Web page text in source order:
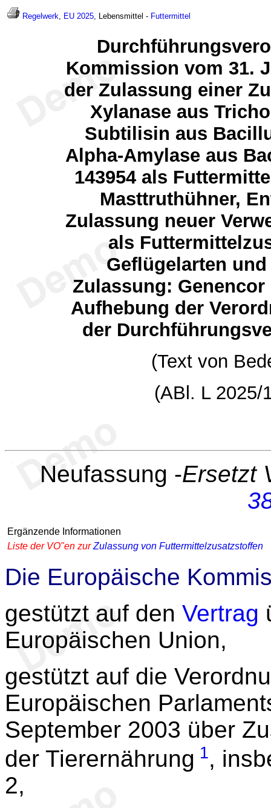
Regelwerk, EU 2025, Lebensmittel - Futtermittel
Kommission vom 31.
der Zulassung einer
Xylanase aus
Subtilisin aus
Alpha-Amylase aus
143954 als
Masttruthühner,
Zulassung neuer
als
Geflügelarten
Zulassung:
Aufhebung der
der
(Text von
(ABl. L 2025/
Neufassung -Ersetzt
Ergänzende Informationen
Liste der VO"en zurZulassung von Futtermittelzusatzstoffen
Die Europäische
gestützt auf den Vertrag
Europäischen Union,
gestützt auf die
Europäischen
September 2003 über
der Tierernährung 1,
2,